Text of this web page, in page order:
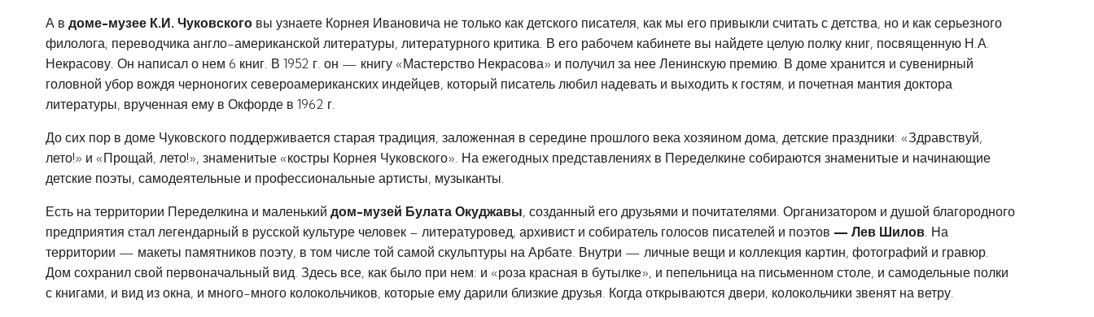
А в доме-музее К.И. Чуковского вы узнаете Корнея Ивановича не только как детского писателя, как мы его привыкли считать с детства, но и как серьезного
филолога, переводчика англо-американской литературы, литературного критика. В его рабочем кабинете вы найдете целую полку книг, посвященную Н.А.
Некрасову. Он написал о нем 6 книг. В 1952 г. он — книгу «Мастерство Некрасова» и получил за нее Ленинскую премию. В доме хранится и сувенирный
головной убор вождя черноногих североамериканских индейцев, который писатель любил надевать и выходить к гостям, и почетная мантия доктора
литературы, врученная ему в Окфорде в 1962 г.
До сих пор в доме Чуковского поддерживается старая традиция, заложенная в середине прошлого века хозяином дома, детские праздники: «Здравствуй,
лето!» и «Прощай, лето!», знаменитые «костры Корнея Чуковского». На ежегодных представлениях в Переделкине собираются знаменитые и начинающие
детские поэты, самодеятельные и профессиональные артисты, музыканты.
Есть на территории Переделкина и маленький дом-музей Булата Окуджавы, созданный его друзьями и почитателями. Организатором и душой благородного
предприятия стал легендарный в русской культуре человек – литературовед, архивист и собиратель голосов писателей и поэтов — Лев Шилов. На
территории — макеты памятников поэту, в том числе той самой скульптуры на Арбате. Внутри — личные вещи и коллекция картин, фотографий и гравюр.
Дом сохранил свой первоначальный вид. Здесь все, как было при нем: и «роза красная в бутылке», и пепельница на письменном столе, и самодельные полки
с книгами, и вид из окна, и много-много колокольчиков, которые ему дарили близкие друзья. Когда открываются двери, колокольчики звенят на ветру.